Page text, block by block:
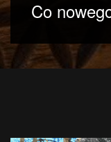
Co